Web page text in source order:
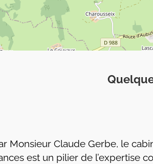
Monsieur Claude Gerbe, le
est un pilier de l’expertise